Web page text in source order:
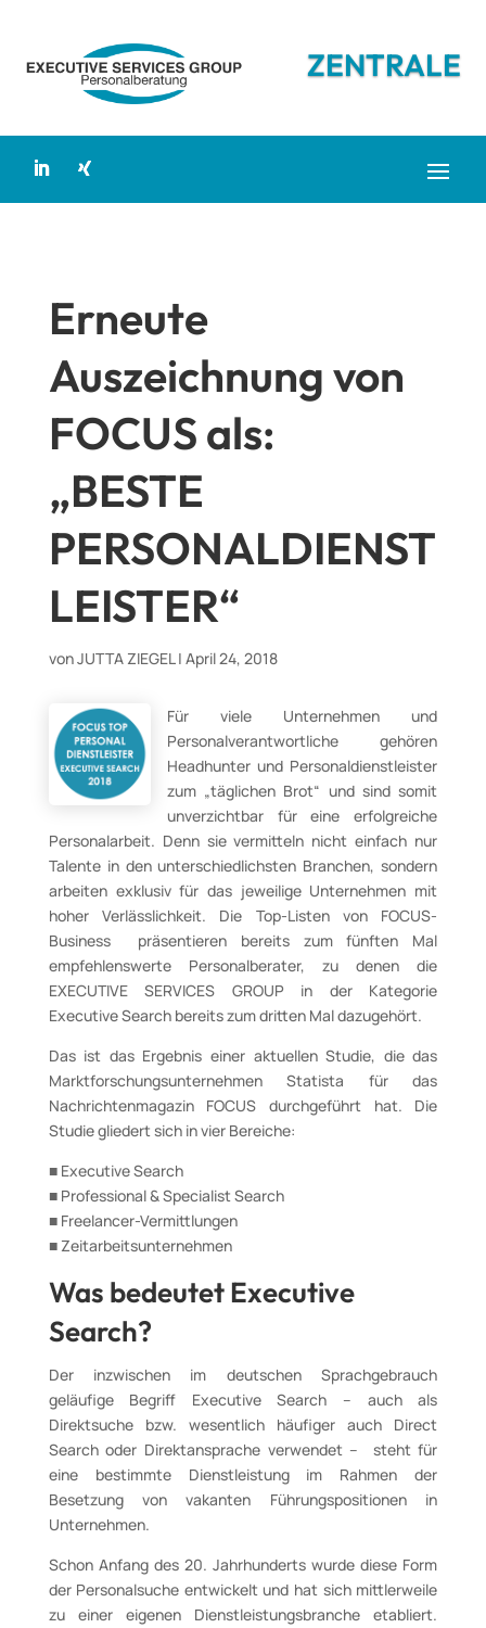
ZENTRALE
Erneute
Auszeichnung von
FOCUS als:
„BESTE
PERSONALDIENST
LEISTER“
vonJUTTA ZIEGEL| April 24, 2018
Für viele Unternehmen und
Personalverantwortliche gehören
Headhunter und Personaldienstleister
zum „täglichen Brot“ und sind somit
unverzichtbar für eine erfolgreiche
Personalarbeit. Denn sie vermitteln nicht einfach nur
Talente in den unterschiedlichsten Branchen, sondern
arbeiten exklusiv für das jeweilige Unternehmen mit
hoher Verlässlichkeit. Die Top-Listen von FOCUS-
Business präsentieren bereits zum fünften Mal
empfehlenswerte Personalberater, zu denen die
EXECUTIVE SERVICES GROUP in der Kategorie
Executive Search bereits zum dritten Mal dazugehört.
Das ist das Ergebnis einer aktuellen Studie, die das
Marktforschungsunternehmen Statista für das
Nachrichtenmagazin FOCUS durchgeführt hat. Die
Studie gliedert sich in vier Bereiche:
■ Executive Search
■ Professional & Specialist Search
■ Freelancer-Vermittlungen
■ Zeitarbeitsunternehmen
Was bedeutet Executive
Search?
Der inzwischen im deutschen Sprachgebrauch
geläufige Begriff Executive Search – auch als
Direktsuche bzw. wesentlich häufiger auch Direct
Search oder Direktansprache verwendet – steht für
eine bestimmte Dienstleistung im Rahmen der
Besetzung von vakanten Führungspositionen in
Unternehmen.
Schon Anfang des 20. Jahrhunderts wurde diese Form
der Personalsuche entwickelt und hat sich mittlerweile
zu einer eigenen Dienstleistungsbranche etabliert.